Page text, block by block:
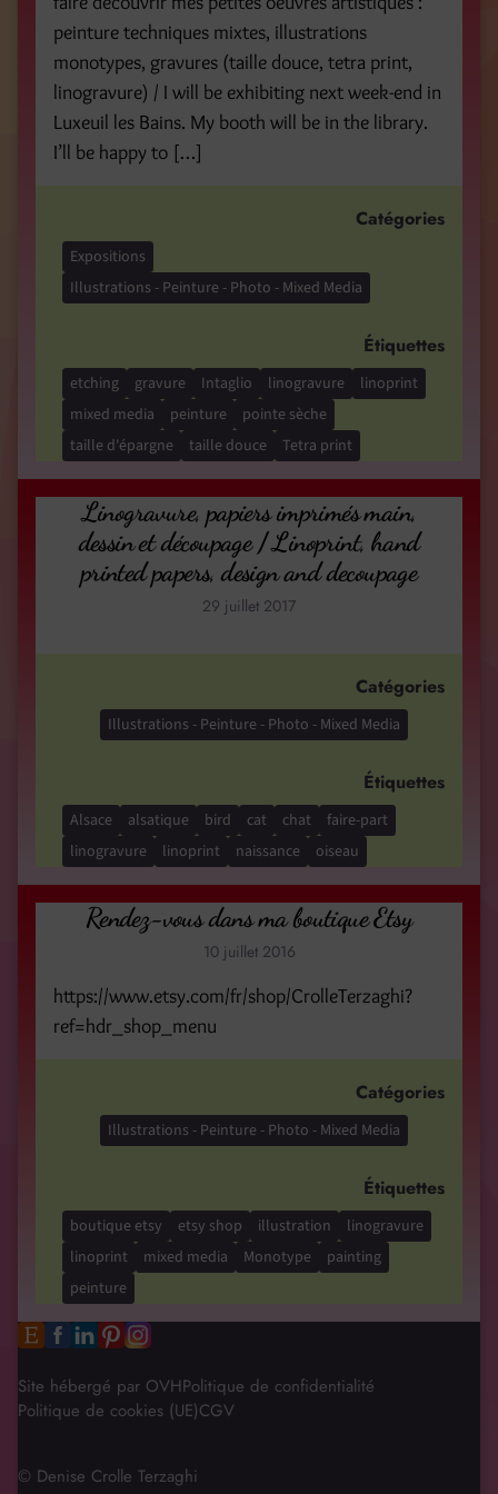
peinture techniques mixtes, illustrations
monotypes, gravures (taille douce, tetra print,
linogravure) / I will be exhibiting next week-end in
Luxeuil les Bains. My booth will be in the library.
I’ll be happy to […]
Catégories
Expositions
Illustrations - Peinture - Photo - Mixed Media
Étiquettes
etching gravure Intaglio linogravure
linoprint
mixed media
peinture
pointe sèche
taille d'épargne
taille douce Tetra print
Linogravure, papiers imprimés main,
dessin et découpage / Linoprint, hand
printed papers, design and decoupage
29 juillet 2017
Catégories
Illustrations - Peinture - Photo - Mixed Media
Étiquettes
Alsace alsatique bird cat chat
faire-part
linogravure
linoprint naissance oiseau
Rendez-vous dans ma boutique Etsy
10 juillet 2016
https://www.etsy.com/fr/shop/CrolleTerzaghi?
ref=hdr_shop_menu
Catégories
Illustrations - Peinture - Photo - Mixed Media
Étiquettes
boutique etsy etsy shop illustration
linogravure
linoprint
mixed media Monotype
painting
peinture
Site hébergé par OVHPolitique de confidentialité
Politique de cookies (UE)CGV
© Denise Crolle Terzaghi